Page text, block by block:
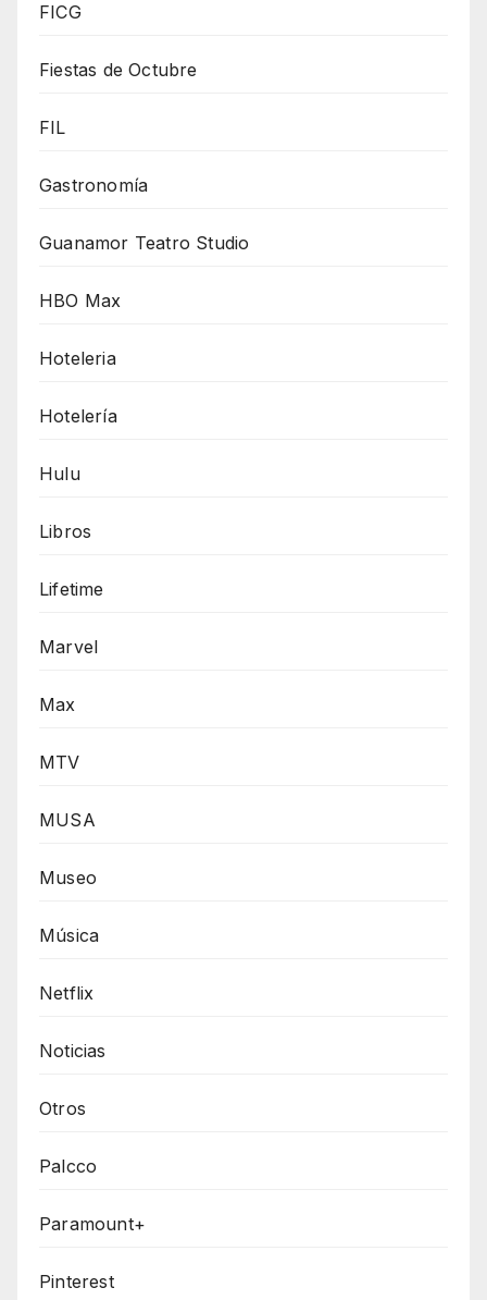
FICG
Fiestas de Octubre
FIL
Gastronomía
Guanamor Teatro Studio
HBO Max
Hoteleria
Hotelería
Hulu
Libros
Lifetime
Marvel
Max
MTV
MUSA
Museo
Música
Netflix
Noticias
Otros
Palcco
Paramount+
Pinterest